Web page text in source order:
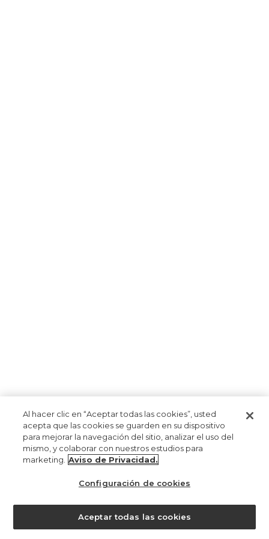
¿ayuda?
Al hacer clic en “Aceptar todas las cookies”, usted
acepta que las cookies se guarden en su dispositivo
para mejorar la navegación del sitio, analizar el uso del
mismo, y colaborar con nuestros estudios para
marketing. Aviso de Privacidad.
Configuración de cookies
Aceptar todas las cookies